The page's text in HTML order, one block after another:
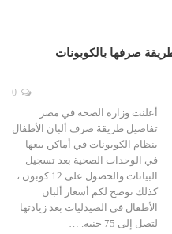
صرفها بالكوبونات
أعلنت وزارة الصحة في مصر
تفاصيل طريقة صرف ألبان الأطفال
بنظام الكوبونات في أماكن بيعها
في الوحدات الصحية بعد تسجيل
البيانات والحصول على 12 كوبون ،
كذلك نوضح لكم أسعار ألبان
الأطفال في الصيدليات بعد زيادتها
لتصل إلى 75 جنيه. …